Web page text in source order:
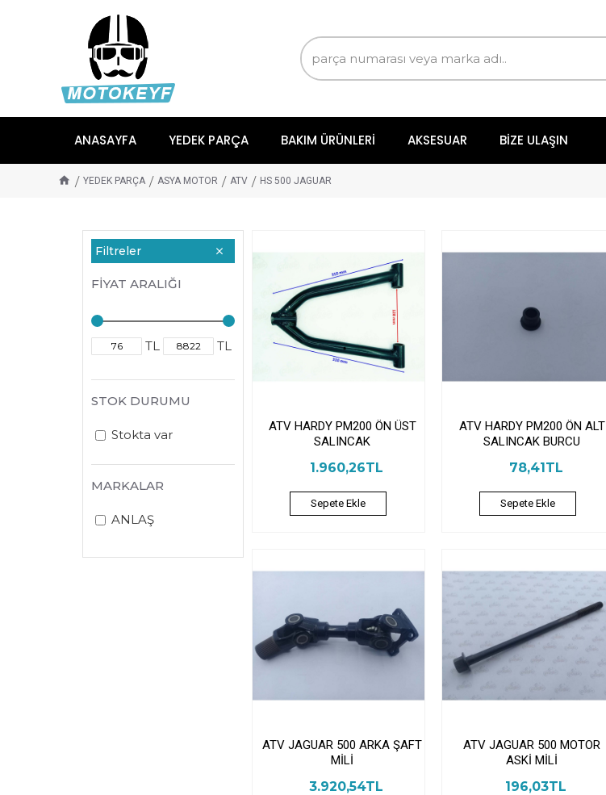
ANASAYFA YEDEK PARÇA BAKIM ÜRÜNLERI AKSESUAR BIZE ULAŞIN
YEDEK PARÇA ASYA MOTOR ATV HS 500 JAGUAR
Filtreler
FIYAT ARALIĞI
TL TL
MARKALAR
ANLAŞ
STOK DURUMU
Stokta var
ATV HARDY PM200 ÖN ÜST
SALINCAK
1.960,26TL
Sepete Ekle
ATV HARDY PM200 ÖN ALT
SALINCAK BURCU
78,41TL
Sepete Ekle
ATV JAGUAR 500 ARKA ŞAFT
MİLİ
3.920,54TL
ATV JAGUAR 500 MOTOR
ASKİ MİLİ
196,03TL